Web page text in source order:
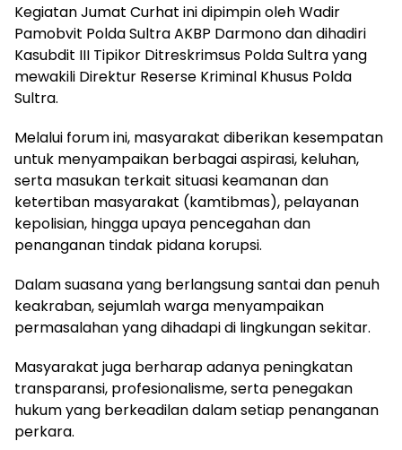
Kegiatan Jumat Curhat ini dipimpin oleh Wadir
Pamobvit Polda Sultra AKBP Darmono dan dihadiri
Kasubdit III Tipikor Ditreskrimsus Polda Sultra yang
mewakili Direktur Reserse Kriminal Khusus Polda
Sultra.
Melalui forum ini, masyarakat diberikan kesempatan
untuk menyampaikan berbagai aspirasi, keluhan,
serta masukan terkait situasi keamanan dan
ketertiban masyarakat (kamtibmas), pelayanan
kepolisian, hingga upaya pencegahan dan
penanganan tindak pidana korupsi.
Dalam suasana yang berlangsung santai dan penuh
keakraban, sejumlah warga menyampaikan
permasalahan yang dihadapi di lingkungan sekitar.
Masyarakat juga berharap adanya peningkatan
transparansi, profesionalisme, serta penegakan
hukum yang berkeadilan dalam setiap penanganan
perkara.